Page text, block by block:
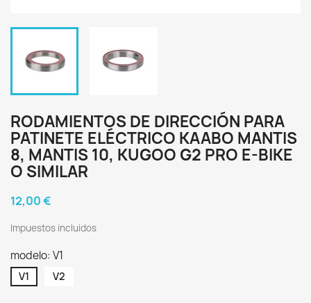
RODAMIENTOS DE DIRECCIÓN PARA
PATINETE ELÉCTRICO KAABO MANTIS
8, MANTIS 10, KUGOO G2 PRO E-BIKE
O SIMILAR
12,00 €
Impuestos incluidos
modelo: V1
V1 V2